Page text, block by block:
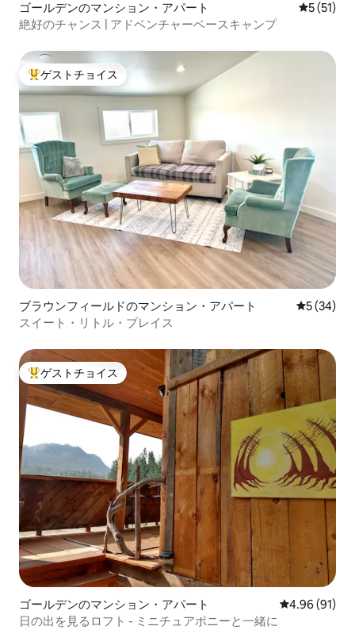
ゴールデンのマンション・アパート レビュー
5 (51)
絶好のチャンス | アドベンチャーベースキャンプ
大好評のゲストチョイスです。
ゲストチョイス
ブラウンフィールドのマンション・アパート レビュー
5 (34)
スイート・リトル・プレイス
大好評のゲストチョイスです。
ゲストチョイス
ゴールデンのマンション・アパート レビュー91
4.96 (91)
日の出を見るロフト - ミニチュアポニーと一緒に